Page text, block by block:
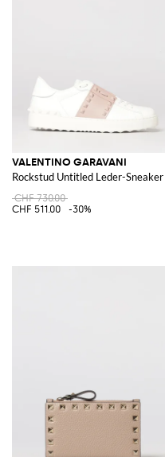
VALENTINO GARAVANI
Rockstud Untitled Leder-Sneaker
CHF 730.00
CHF 511.00
-30%